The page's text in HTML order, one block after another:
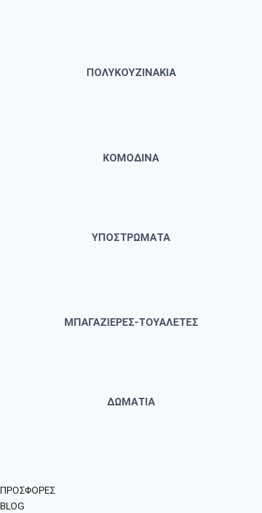
ΠΟΛΥΚΟΥΖΙΝΑΚΙΑ
ΚΟΜΟΔΙΝΑ
ΥΠΟΣΤΡΩΜΑΤΑ
ΜΠΑΓΑΖΙΕΡΕΣ-ΤΟΥΑΛΕΤΕΣ
ΔΩΜΑΤΙΑ
ΠΡΟΣΦΟΡΕΣ
BLOG